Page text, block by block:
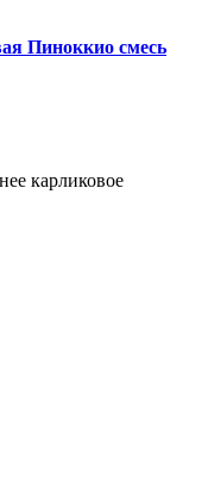
Пиноккио смесь
карликовое